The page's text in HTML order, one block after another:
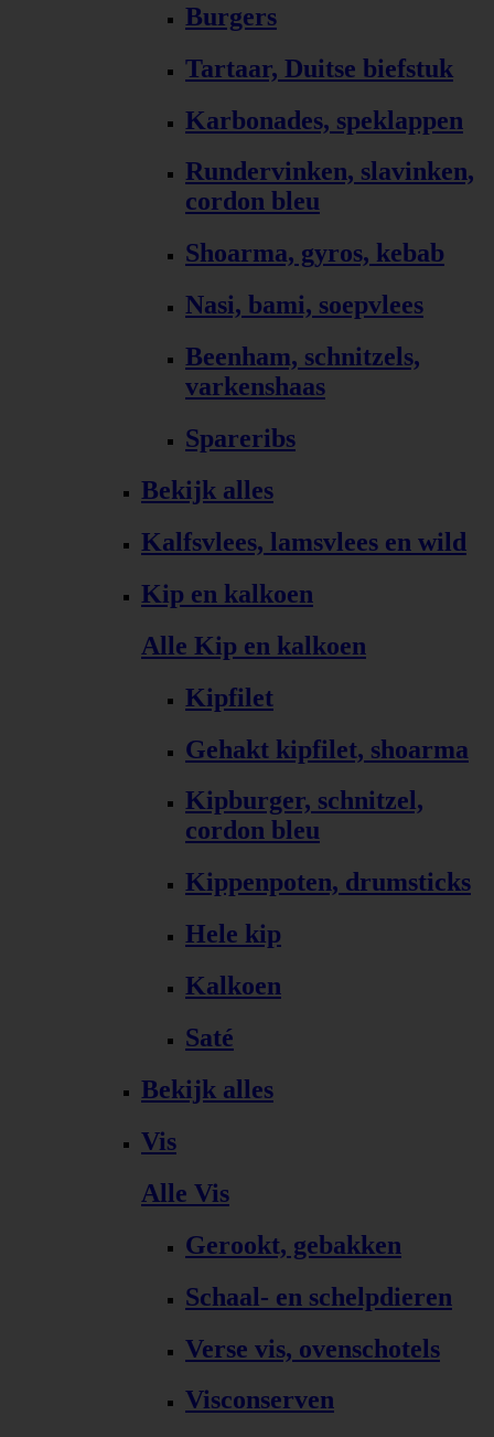
Burgers
Tartaar, Duitse biefstuk
Karbonades, speklappen
Rundervinken, slavinken,
cordon bleu
Shoarma, gyros, kebab
Nasi, bami, soepvlees
Beenham, schnitzels,
varkenshaas
Spareribs
Bekijk alles
Kalfsvlees, lamsvlees en wild
Kip en kalkoen
Alle Kip en kalkoen
Kipfilet
Gehakt kipfilet, shoarma
Kipburger, schnitzel,
cordon bleu
Kippenpoten, drumsticks
Hele kip
Kalkoen
Saté
Bekijk alles
Vis
Alle Vis
Gerookt, gebakken
Schaal- en schelpdieren
Verse vis, ovenschotels
Visconserven